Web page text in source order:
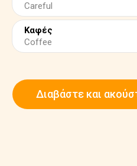
Careful
Καφές
Coffee
Διαβάστε και